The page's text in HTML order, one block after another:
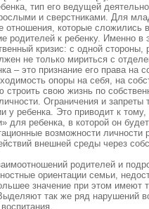
тип его ведущей
и сверстниками. Для
которые сложились
родителей к ребенку. Именно в
кризис: с одной стороны,
не только мириться с
– это признание его права на
опоры на себя, на
строить свою жизнь по
Ограничения и запреты
у ребенка. Это приводит к тому,
для ребенка, в которой он
возможности личности
внешней среды через
родителей и
ориентации семьи,
значение при этом имеют
так же ряд нарушений